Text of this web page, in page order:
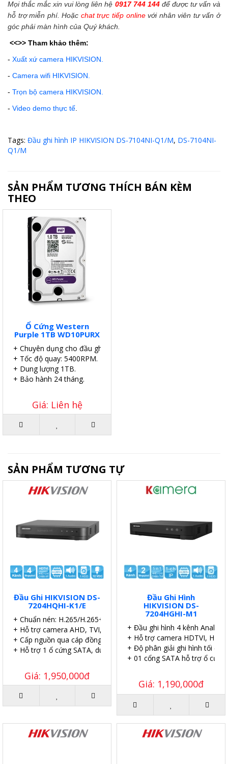
Mọi thắc mắc xin vui lòng liên hệ 0917 744 144để được tư vấn và
hỗ trợ miễn phí. Hoặc chat trực tiếp onlinevới nhân viên tư vấn ở
góc phải màn hình của Quý khách.
<<>> Tham khảo thêm:
- Xuất xứ camera HIKVISION.
- Camera wifi HIKVISION.
- Trọn bộ camera HIKVISION.
- Video demo thực tế
Tags: Đầu ghi hình IP HIKVISION DS-7104NI-Q1/M, DS-7104NI-
Q1/M
SẢN PHẨM TƯƠNG THÍCH BÁN KÈM
THEO
Ổ Cứng Western
Purple 1TB WD10PURX
+ Chuyên dụng cho đầu ghi.
+ Tốc độ quay: 5400RPM.
+ Dung lượng 1TB.
+ Bảo hành 24 tháng.
Giá: Liên hệ
SẢN PHẨM TƯƠNG TỰ
Đầu Ghi HIKVISION DS-
7204HQHI-K1/E
+ Chuẩn nén: H.265/H.265+.
+ Hỗ trợ camera AHD, TVI, CVI, IP
+ Cấp nguồn qua cáp đồng trục (PoC).
+ Hỗ trợ 1 ổ cứng SATA, dung lượng 6TB.
Giá: 1,950,000đ
Đầu Ghi Hình
HIKVISION DS-
7204HGHI-M1
+ Đầu ghi hình 4 kênh Analog
+ Hỗ trợ camera HDTVI,
+ Độ phân giải ghi hình tối đa
+ 01 cổng SATA hỗ trợ ổ
Giá: 1,190,000đ